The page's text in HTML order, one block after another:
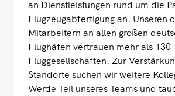
an Dienstleistungen rund um die
Flugzeugabfertigung an. Unseren
Mitarbeitern an allen großen
Flughäfen vertrauen mehr als 130
Fluggesellschaften. Zur
Standorte suchen wir weitere
Werde Teil unseres Teams und